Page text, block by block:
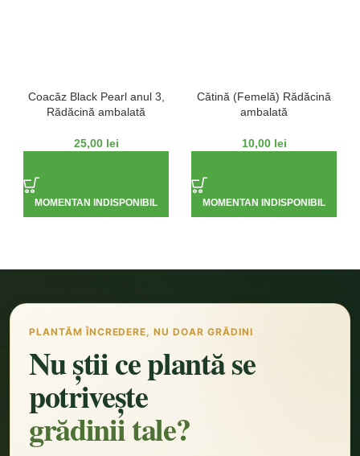
Coacăz Black Pearl anul 3,
Rădăcină ambalată
25,00 lei
MOMENTAN INDISPONIBIL
Cătină (Femelă) Rădăcină
ambalată
10,00 lei
MOMENTAN INDISPONIBIL
PLANTĂM ÎNCREDERE, NU DOAR GRĂDINI
Nu știi ce plantă se
potrivește
grădinii tale?